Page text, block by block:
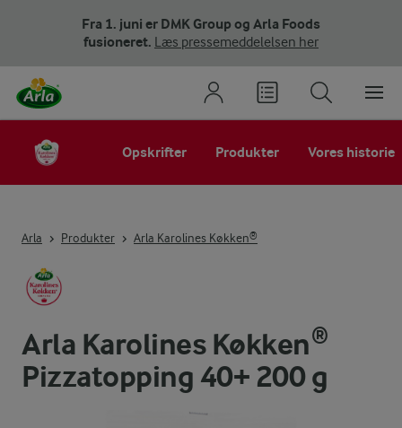
Fra 1. juni er DMK Group og Arla Foods
fusioneret. Læs pressemeddelelsen her
Opskrifter Produkter Vores historie
Arla Produkter Arla Karolines Køkken®
Arla Karolines Køkken®
Pizzatopping 40+ 200 g